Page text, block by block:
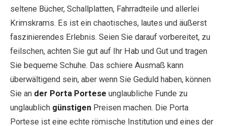
seltene Bücher, Schallplatten, Fahrradteile und allerlei
Krimskrams. Es ist ein chaotisches, lautes und äußerst
faszinierendes Erlebnis. Seien Sie darauf vorbereitet, zu
feilschen, achten Sie gut auf Ihr Hab und Gut und tragen
Sie bequeme Schuhe. Das schiere Ausmaß kann
überwältigend sein, aber wenn Sie Geduld haben, können
Sie an der Porta Portese unglaubliche Funde zu
unglaublich günstigen Preisen machen. Die Porta
Portese ist eine echte römische Institution und eines der